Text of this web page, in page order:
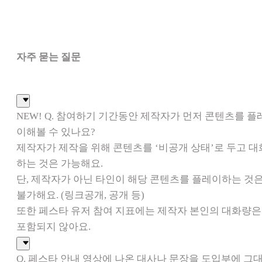
자주 묻는 질문
NEW! Q. 참여하기 기간동안 제작자가 먼저 콘텐츠를 플
이해볼 수 있나요?
제작자가 제작을 위해 콘텐츠를 ‘비공개 상태’로 두고 대
하는 것은 가능해요.
단, 제작자가 아닌 타인이 해당 콘텐츠를 플레이하는 것
불가해요. (링크공개, 공개 등)
또한 페스타 유저 참여 지표에는 제작자 본인의 대화량은
포함되지 않아요.
Q. 페스타 안내 영상에 나온 대사나 문장을 도입부에 그